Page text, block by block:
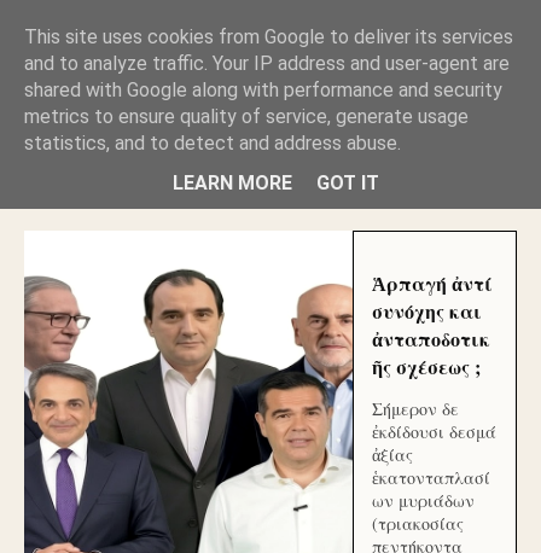
ΑΥΤΟΧΘΟΝΕΣ ΜΟΥ ΕΚΛΕΙΣΑΝ ΤΑ ΣΟΣΙΑΛ ΚΑΙ
ΦΙΜΩΣΑΝ ΤΟ SITE. ΟΙ ΧΙΛΙΑΔΕΣ ΜΙΚΡΟΕΠΕΝΔΥΤΕΣ
ΕΠΕΝΔΥΣΑΤΕ ΓΙΑ ΛΕΗΛΑΣΙΑ ΚΑΙ ΕΓΚΛΗΜΑ ?
ΓΛΥΦΑΔΑ WEB |ΟΙ ΜΕΓΑΛΟΙ ΚΛΕΠΤΑΙ ΑΠΟ ΤΟ
ΜΙΚΡΟΝ ΑΠΑΓΟΥΣΙ
Ἁρπαγή ἀντί
συνόχης και
ἀνταποδοτικ
ῆς σχέσεως ;
Σήμερον δε
ἐκδίδουσι δεσμά
ἀξίας
ἑκατονταπλασί
ων μυριάδων
(τριακοσίας
πεντήκοντα
This site uses cookies from Google to deliver its services
and to analyze traffic. Your IP address and user-agent are
shared with Google along with performance and security
metrics to ensure quality of service, generate usage
statistics, and to detect and address abuse.
LEARN MORE
GOT IT